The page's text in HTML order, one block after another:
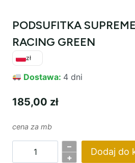
PODSUFITKA
RACING GREEN
zł
Dostawa: 4 dni
185,00 zł
cena za mb
–
+
Dodaj do